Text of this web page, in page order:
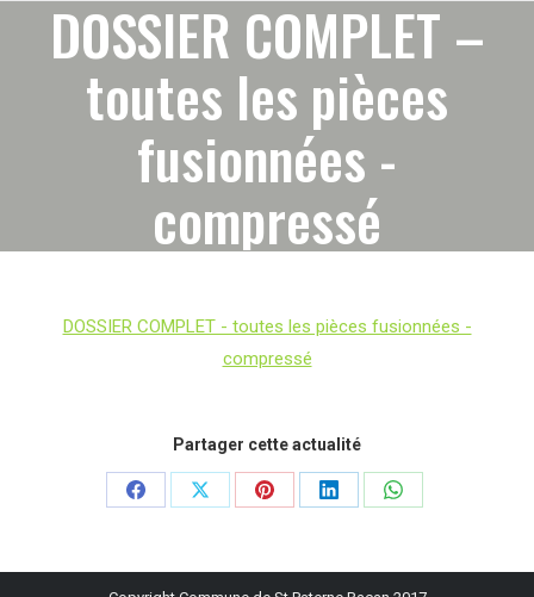
DOSSIER COMPLET –
toutes les pièces
fusionnées -
compressé
DOSSIER COMPLET - toutes les pièces fusionnées -
compressé
Partager cette actualité
Partager
Facebook
Partager
X
Partager
Pinterest
Partager
LinkedIn
Partager
WhatsApp